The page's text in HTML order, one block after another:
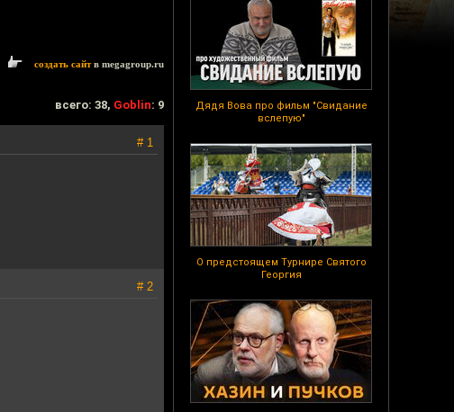
Дядя Вова про фильм "Свидание
вслепую"
О предстоящем Турнире Святого
Георгия
создать сайтв megagroup.ru
всего: 38, Goblin: 9
# 1
# 2